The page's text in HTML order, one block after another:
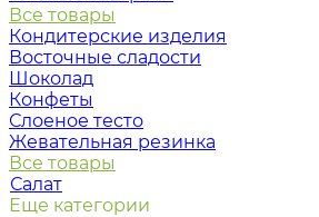
Все товары
Кондитерские изделия
Восточные сладости
Шоколад
Конфеты
Слоеное тесто
Жевательная резинка
Все товары
Салат
Еще категории